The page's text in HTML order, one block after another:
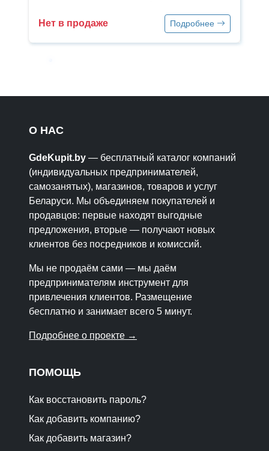
Нет в продаже Подробнее
О НАС
GdeKupit.by — бесплатный каталог компаний
(индивидуальных предпринимателей,
самозанятых), магазинов, товаров и услуг
Беларуси. Мы объединяем покупателей и
продавцов: первые находят выгодные
предложения, вторые — получают новых
клиентов без посредников и комиссий.
Мы не продаём сами — мы даём
предпринимателям инструмент для
привлечения клиентов. Размещение
бесплатно и занимает всего 5 минут.
Подробнее о проекте →
ПОМОЩЬ
Как восстановить пароль?
Как добавить компанию?
Как добавить магазин?